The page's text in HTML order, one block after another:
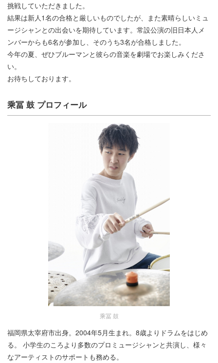
挑戦していただきました。
結果は新人1名の合格と厳しいものでしたが、また素晴らしいミュ
ージシャンとの出会いを期待しています。常設公演の旧日本人メ
ンバーからも6名が参加し、そのうち3名が合格しました。
今年の夏、ぜひブルーマンと彼らの音楽を劇場でお楽しみくださ
い。
お待ちしております。
乘冨 鼓 プロフィール
乘冨 鼓
福岡県太宰府市出身。2004年5月生まれ。8歳よりドラムをはじめ
る。 小学生のころより多数のプロミュージシャンと共演し、様々
なアーティストのサポートも務める。